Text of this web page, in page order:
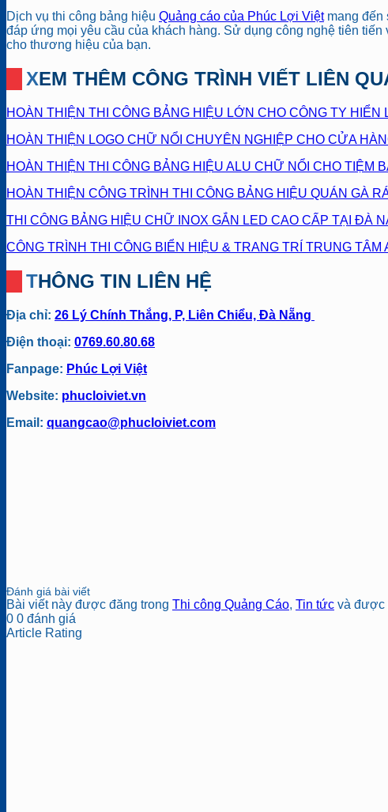
Dịch vụ thi công bảng hiệu Quảng cáo của Phúc Lợi Việtmang đến
đáp ứng mọi yêu cầu của khách hàng. Sử dụng công nghệ tiên
cho thương hiệu của bạn.
XEM THÊM CÔNG TRÌNH VIẾT LIÊN
HOÀN THIỆN THI CÔNG BẢNG HIỆU LỚN CHO CÔNG TY HIỂN
HOÀN THIỆN LOGO CHỮ NỔI CHUYÊN NGHIỆP CHO CỬA
HOÀN THIỆN THI CÔNG BẢNG HIỆU ALU CHỮ NỔI CHO TIỆM
HOÀN THIỆN CÔNG TRÌNH THI CÔNG BẢNG HIỆU QUÁN GÀ
THI CÔNG BẢNG HIỆU CHỮ INOX GẮN LED CAO CẤP TẠI ĐÀ
CÔNG TRÌNH THI CÔNG BIỂN HIỆU & TRANG TRÍ TRUNG TÂM
THÔNG TIN LIÊN HỆ
Địa chỉ: 26 Lý Chính Thắng, P, Liên Chiểu, Đà Nẵng
Điện thoại: 0769.60.80.68
Fanpage: Phúc Lợi Việt
Website: phucloiviet.vn
Email: quangcao@phucloiviet.com
Đánh giá bài viết
Bài viết này được đăng trong Thi công Quảng Cáo, Tin tức và được
0 0 đánh giá
Article Rating